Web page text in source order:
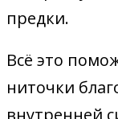
предки.
Всё это
ниточки
внутренней